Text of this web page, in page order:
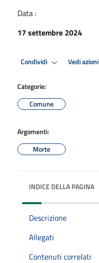
Data :
17 settembre 2024
Condividi Vedi azioni
Categorie:
Comune
Argomenti:
Morte
INDICE DELLA PAGINA
Descrizione
Allegati
Contenuti correlati